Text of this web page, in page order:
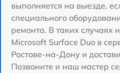
выполняется на выезде,
специального
ремонта. В таких случаях
Microsoft Surface Duo в
Ростове-на-Дону и
Позвоните и наш мастер